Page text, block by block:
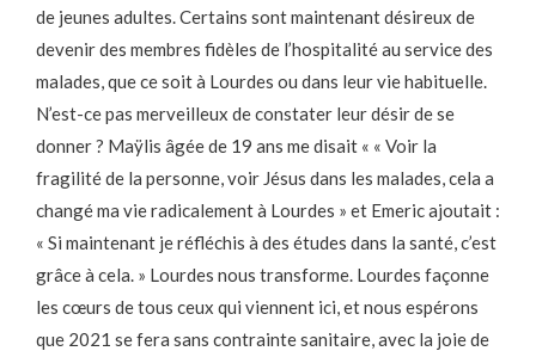
de jeunes adultes. Certains sont maintenant désireux de
devenir des membres fidèles de l’hospitalité au service des
malades, que ce soit à Lourdes ou dans leur vie habituelle.
N’est-ce pas merveilleux de constater leur désir de se
donner ? Maÿlis âgée de 19 ans me disait « « Voir la
fragilité de la personne, voir Jésus dans les malades, cela a
changé ma vie radicalement à Lourdes » et Emeric ajoutait :
« Si maintenant je réfléchis à des études dans la santé, c’est
grâce à cela. » Lourdes nous transforme. Lourdes façonne
les cœurs de tous ceux qui viennent ici, et nous espérons
que 2021 se fera sans contrainte sanitaire, avec la joie de